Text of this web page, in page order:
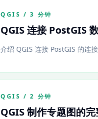
QGIS / 3 分钟
QGIS 连接 PostGIS
介绍 QGIS 连接 PostGIS 的连
QGIS / 2 分钟
QGIS 制作专题图的